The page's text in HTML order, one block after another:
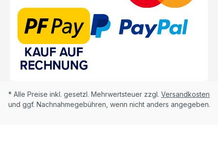
* Alle Preise inkl. gesetzl. Mehrwertsteuer zzgl. Versandkosten
und ggf. Nachnahmegebühren, wenn nicht anders angegeben.